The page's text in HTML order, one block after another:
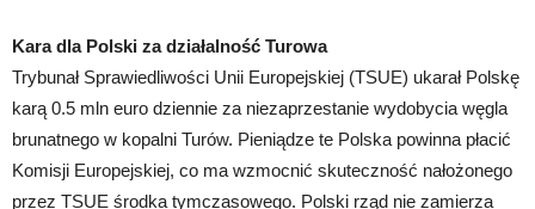
Kara dla Polski za działalność Turowa
Trybunał Sprawiedliwości Unii Europejskiej (TSUE) ukarał Polskę
karą 0.5 mln euro dziennie za niezaprzestanie wydobycia węgla
brunatnego w kopalni Turów. Pieniądze te Polska powinna płacić
Komisji Europejskiej, co ma wzmocnić skuteczność nałożonego
przez TSUE środka tymczasowego. Polski rząd nie zamierza